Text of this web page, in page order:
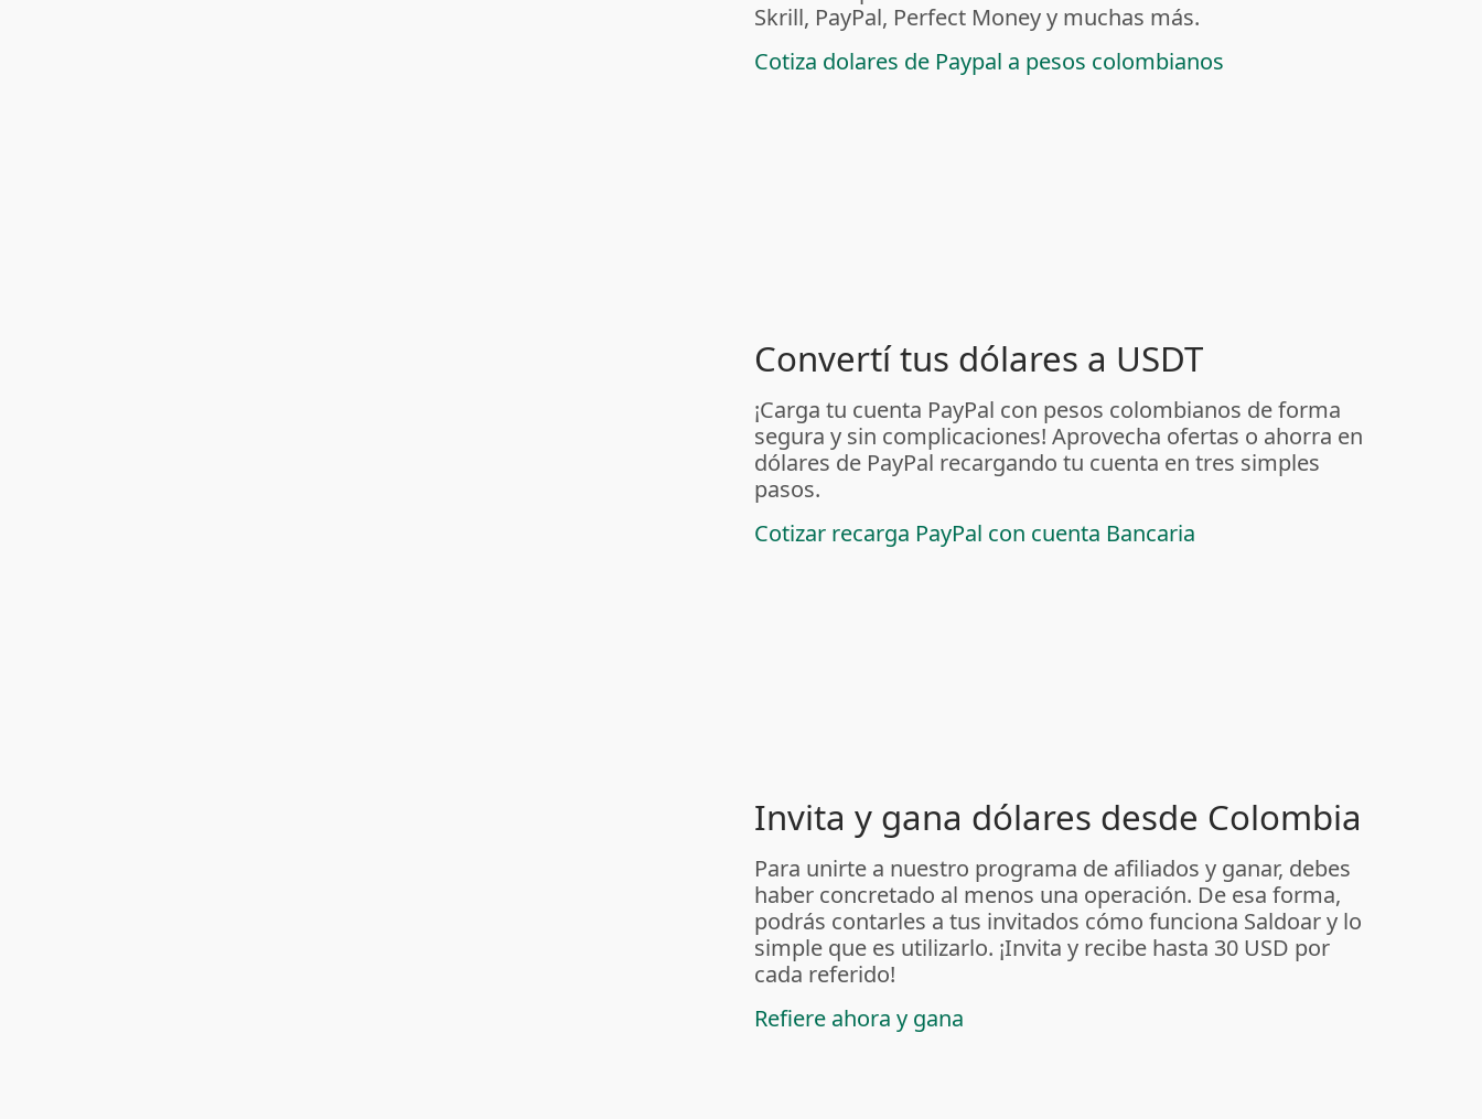
Skrill, PayPal, Perfect Money y muchas más.
Cotiza dolares de Paypal a pesos colombianos
Convertí tus dólares a USDT
¡Carga tu cuenta PayPal con pesos colombianos de forma
segura y sin complicaciones! Aprovecha ofertas o ahorra en
dólares de PayPal recargando tu cuenta en tres simples
pasos.
Cotizar recarga PayPal con cuenta Bancaria
Invita y gana dólares desde Colombia
Para unirte a nuestro programa de afiliados y ganar, debes
haber concretado al menos una operación. De esa forma,
podrás contarles a tus invitados cómo funciona Saldoar y lo
simple que es utilizarlo. ¡Invita y recibe hasta 30 USD por
cada referido!
Refiere ahora y gana